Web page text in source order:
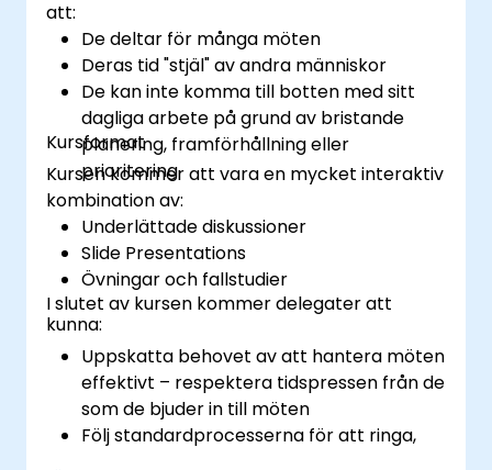
att:
De deltar för många möten
Deras tid "stjäl" av andra människor
De kan inte komma till botten med sitt
dagliga arbete på grund av bristande
planering, framförhållning eller
prioritering
Kursformat
Kursen kommer att vara en mycket interaktiv
kombination av:
Underlättade diskussioner
Slide Presentations
Övningar och fallstudier
I slutet av kursen kommer delegater att
kunna:
Uppskatta behovet av att hantera möten
effektivt – respektera tidspressen från de
som de bjuder in till möten
Följ standardprocesserna för att ringa,